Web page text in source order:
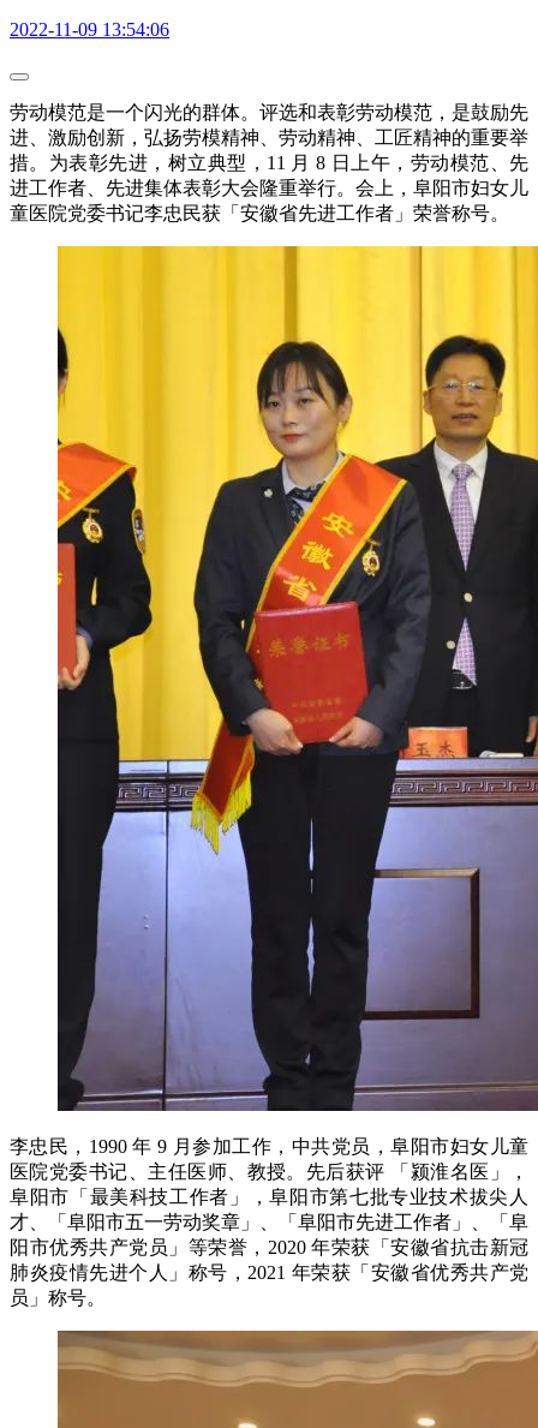
2022-11-09 13:54:06
劳动模范是一个闪光的群体。评选和表彰劳动模范，是鼓励先
进、激励创新，弘扬劳模精神、劳动精神、工匠精神的重要举
措。为表彰先进，树立典型，11 月 8 日上午，劳动模范、先
进工作者、先进集体表彰大会隆重举行。会上，阜阳市妇女儿
童医院党委书记李忠民获「安徽省先进工作者」荣誉称号。
李忠民，1990 年 9 月参加工作，中共党员，阜阳市妇女儿童
医院党委书记、主任医师、教授。先后获评 「颍淮名医」，
阜阳市「最美科技工作者」，阜阳市第七批专业技术拔尖人
才、「阜阳市五一劳动奖章」、「阜阳市先进工作者」、「阜
阳市优秀共产党员」等荣誉，2020 年荣获「安徽省抗击新冠
肺炎疫情先进个人」称号，2021 年荣获「安徽省优秀共产党
员」称号。